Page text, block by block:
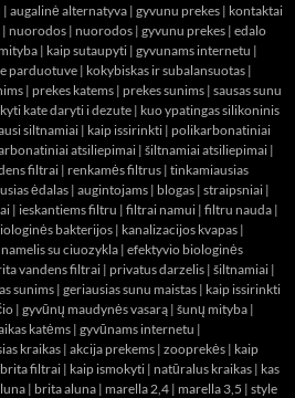
| augalinė alternatyva | gyvunu prekes | kontaktai
| nuorodos | nuorodos | gyvunu prekes | edalo
| kaip sutaupyti | gyvunams internetu |
parduotuve| kokybiskas ir subalansuotas |
| prekes katems | prekes sunims | sausas sunu
kate daryti i dezute | kuo ypatingas silikoninis
siltnamiai| kaip issirinkti | polikarbonatiniai
atsiliepimai | šiltnamiai atsiliepimai |
filtrai| renkamės filtrus | tinkamiausias
ėdalas | augintojams | blogas | straipsniai |
| ieskantiems filtru | filtrai namui | filtru nauda |
bakterijos| kanalizacijos kvapas |
su ciuozykla | efektyvio biologinės
vandens filtrai | privatus darzelis | šiltnamiai |
sunims | geriausias sunu maistas | kaip issirinkti
| gyvūnų maudynės vasarą | šunų mityba |
katėms| gyvūnams internetu |
kraikas | akcija prekems | zooprekės | kaip
brita filtrai | kaip ismokyti | natūralus kraikas | kas
| brita aluna | marella 2,4 | marella 3,5 | style